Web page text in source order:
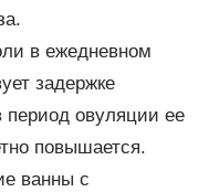
в ежедневном
задержке
период овуляции ее
повышается.
ванны с